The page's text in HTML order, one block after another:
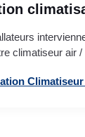
climatiseur air /
Climatiseur